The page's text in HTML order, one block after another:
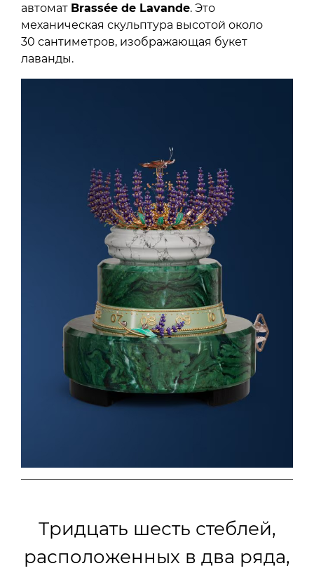
автомат Brassée de Lavande. Это
механическая скульптура высотой около
30 сантиметров, изображающая букет
лаванды.
Тридцать шесть стеблей,
расположенных в два ряда,